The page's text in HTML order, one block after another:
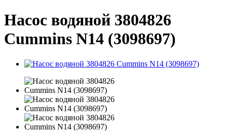
Насос водяной 3804826
Cummins N14 (3098697)